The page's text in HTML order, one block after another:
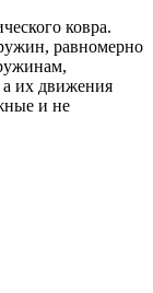
ковра.
равномерно
а их движения
и не